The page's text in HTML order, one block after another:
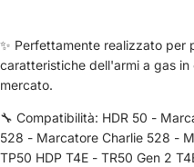
✨ Perfettamente realizzato per
caratteristiche dell'armi a gas
mercato.
🔧 Compatibilità: HDR 50 -
528 - Marcatore Charlie 528 -
TP50 HDP T4E - TR50 Gen 2